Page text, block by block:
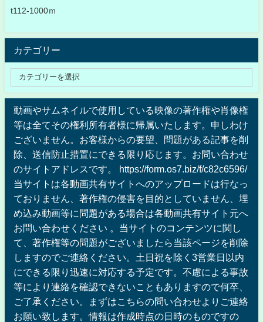
t112-1000ｍ
カテゴリー
動画やサムネイルで使用している映像の著作権や肖像権
等は全てその権利所有者様に帰属いたします。申しわけ
ございません。お客様からの要望、問題がある記事を削
除、送信防止措置にできる限り応じます。お問い合わせ
のサイトアドレスです。 https://form.os7.biz/f/c82c6596/
当サイトは各動画共有サイトへのアップロードは行なっ
ておりません、著作権の侵害を目的としていません、埋
め込み動画等に問題がある場合は各動画共有サイト元へ
お問い合わせください 。当サイトのコンテンツに関し
て、著作権等の問題がございましたら当該ページを削除
しますのでご連絡ください。土日祝を除く3営業日以内
にできる限り迅速に対応する予定です。不慮による事故
等により連絡を確認できないこともありますので何卒、
ご了承ください。まずはこちらの問い合わせよりご連絡
お願い致します。情報は作成時点の日時のものですの